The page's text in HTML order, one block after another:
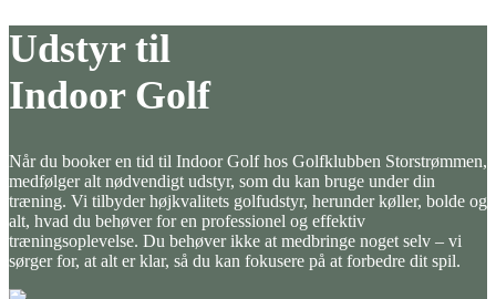
Udstyr til
Indoor Golf
Når du booker en tid til Indoor Golf hos Golfklubben Storstrømmen,
medfølger alt nødvendigt udstyr, som du kan bruge under din
træning. Vi tilbyder højkvalitets golfudstyr, herunder køller, bolde og
alt, hvad du behøver for en professionel og effektiv
træningsoplevelse. Du behøver ikke at medbringe noget selv – vi
sørger for, at alt er klar, så du kan fokusere på at forbedre dit spil.